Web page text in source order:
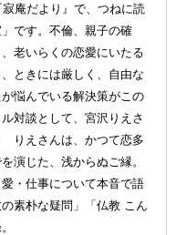
庵だより』で、つねに読
です。不倫、親子の確
老いらくの恋愛にいたる
ときには厳しく、自由な
悩んでいる解決策がこの
対談として、宮沢りえさ
りえさんは、かつて恋多
演じた、浅からぬご縁。
・仕事について本音で語
素朴な疑問」「仏教 こん